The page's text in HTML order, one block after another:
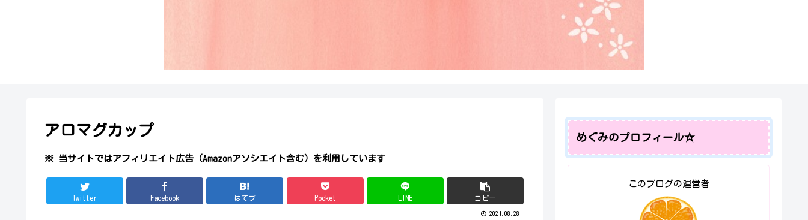
アロマグカップ
※ 当サイトではアフィリエイト広告（Amazonアソシエイト含む）を利用しています
Twitter Facebook はてブ Pocket LINE コピー
2021.08.28
めぐみのプロフィール☆
このブログの運営者